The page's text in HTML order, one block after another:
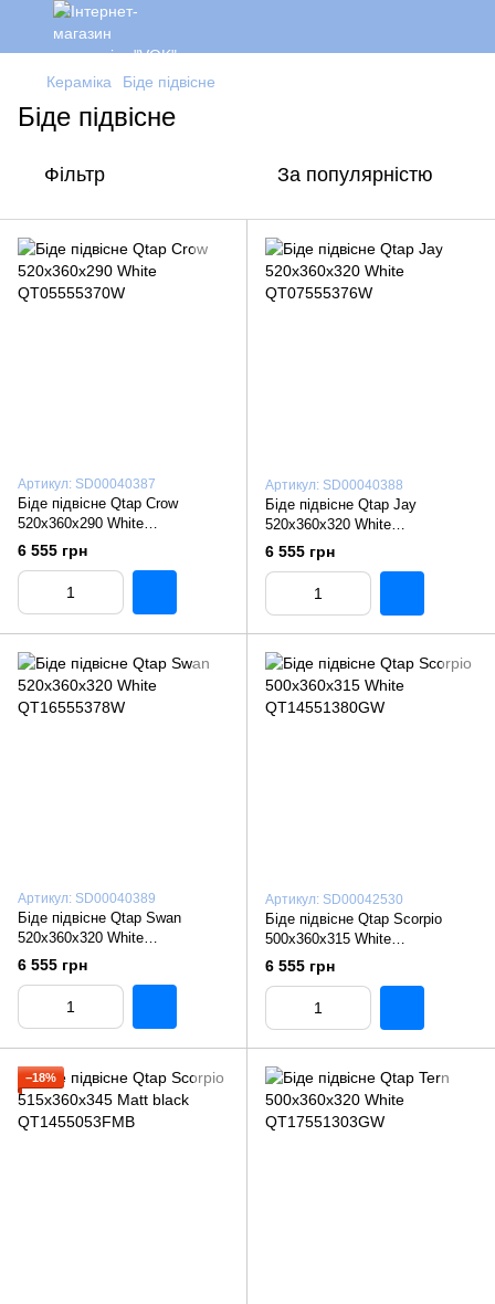
Кераміка Біде підвісне
Біде підвісне
Фільтр За популярністю
Артикул: SD00040387
Біде підвісне Qtap Crow
520х360х290 White
QT05555370W
6 555 грн
Артикул: SD00040388
Біде підвісне Qtap Jay
520х360х320 White
QT07555376W
6 555 грн
Артикул: SD00040389
Біде підвісне Qtap Swan
520х360х320 White
QT16555378W
6 555 грн
Артикул: SD00042530
Біде підвісне Qtap Scorpio
500x360x315 White
QT14551380GW
6 555 грн
−18%